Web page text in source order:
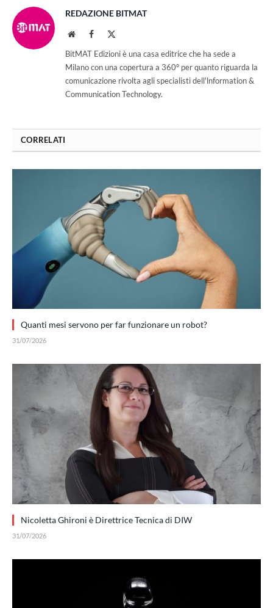
REDAZIONE BITMAT
WebsiteFacebook
BitMAT Edizioni è una casa editrice che ha sede a
Milano con una copertura a 360° per quanto riguarda la
comunicazione rivolta agli specialisti dell'lnformation &
Communication Technology.
CORRELATI
Quanti mesi servono per far funzionare un robot?
31/07/2026
Nicoletta Ghironi è Direttrice Tecnica di DIW
31/07/2026